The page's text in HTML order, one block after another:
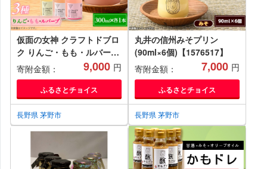
仮面の女神 クラフトドブロ
ク りんご・もも・ルバーブ
(300ml×各1本) 信州味噌
の丸井伊藤商店
【1576513】
寄附金額： 9,000 円
ふるさとチョイス
長野県 茅野市
丸井の信州みそプリン
(90ml×6個)【1576517】
寄附金額：
7,000 円
ふるさとチョイス
長野県 茅野市